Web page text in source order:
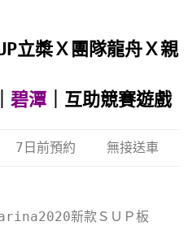
立槳Ｘ團隊龍舟Ｘ親
碧潭 ｜互助競賽遊戲
7日前預約 無接送車
新款ＳＵＰ板